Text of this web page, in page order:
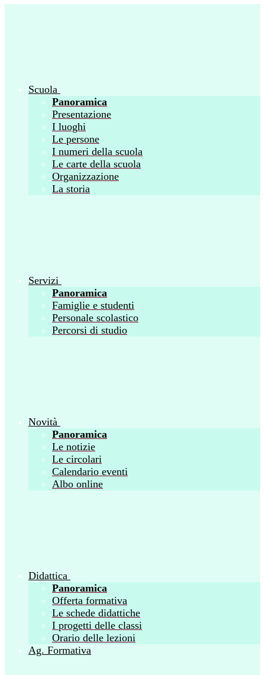
Scuola
Panoramica
Presentazione
I luoghi
Le persone
I numeri della scuola
Le carte della scuola
Organizzazione
La storia
Servizi
Panoramica
Famiglie e studenti
Personale scolastico
Percorsi di studio
Novità
Panoramica
Le notizie
Le circolari
Calendario eventi
Albo online
Didattica
Panoramica
Offerta formativa
Le schede didattiche
I progetti delle classi
Orario delle lezioni
Ag. Formativa